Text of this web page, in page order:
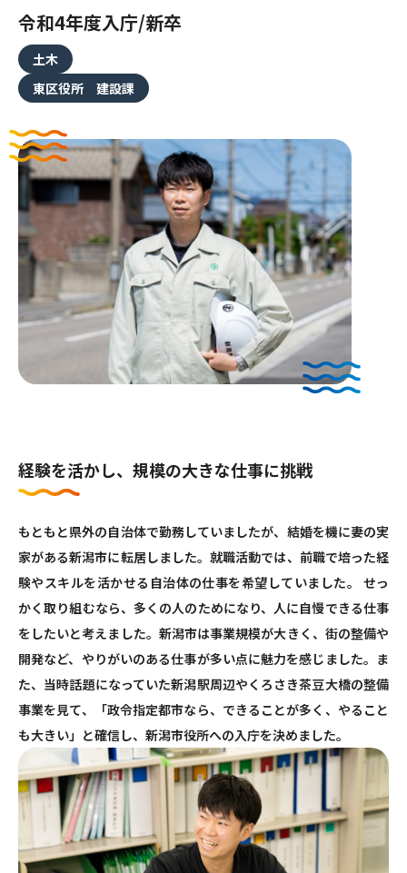
新潟市公式サイト
試験案内
特集・プロジェクト
職員インタビュー
人材育成・キャリア支援
ワークライフバランス
よくある質問
令和4年度入庁/新卒
土木
東区役所 建設課
経験を活かし、規模の大きな仕事に挑戦
もともと県外の自治体で勤務していましたが、結婚を機に妻の実
家がある新潟市に転居しました。就職活動では、前職で培った経
験やスキルを活かせる自治体の仕事を希望していました。 せっ
かく取り組むなら、多くの人のためになり、人に自慢できる仕事
をしたいと考えました。新潟市は事業規模が大きく、街の整備や
開発など、やりがいのある仕事が多い点に魅力を感じました。ま
た、当時話題になっていた新潟駅周辺やくろさき茶豆大橋の整備
事業を見て、「政令指定都市なら、できることが多く、やること
も大きい」と確信し、新潟市役所への入庁を決めました。